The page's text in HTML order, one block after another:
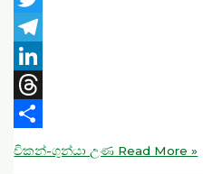
Twitter
Telegram
LinkedIn
Threads
Share
චිකන්-ගුන්යා උණ Read More »